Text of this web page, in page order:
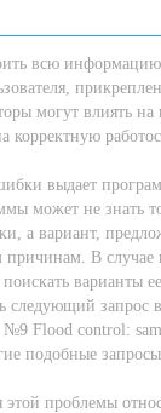
всю
могут влиять
корректную
выдает
может не знать
а вариант,
причинам. В случае
варианты
следующий запрос
Flood control:
подобные
проблемы